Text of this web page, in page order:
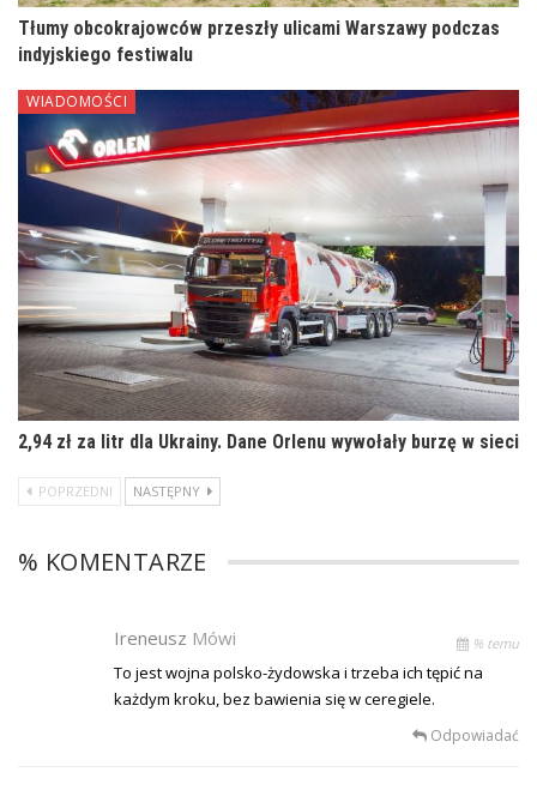
Tłumy obcokrajowców przeszły ulicami Warszawy podczas
indyjskiego festiwalu
WIADOMOŚCI
2,94 zł za litr dla Ukrainy. Dane Orlenu wywołały burzę w sieci
POPRZEDNI NASTĘPNY
% KOMENTARZE
Ireneusz Mówi % temu
To jest wojna polsko-żydowska i trzeba ich tępić na
każdym kroku, bez bawienia się w ceregiele.
Odpowiadać